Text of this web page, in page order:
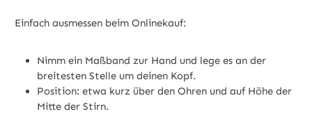
Einfach ausmessen beim Onlinekauf:
Nimm ein Maßband zur Hand und lege es an der
breitesten Stelle um deinen Kopf.
Position: etwa kurz über den Ohren und auf Höhe der
Mitte der Stirn.